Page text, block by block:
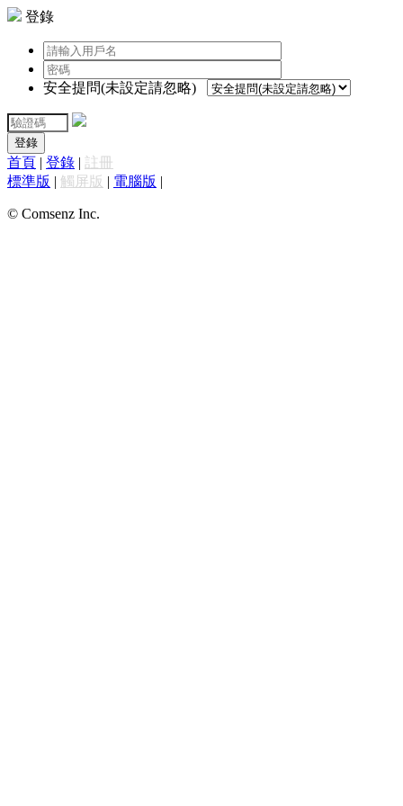
登錄
安全提問(未設定請忽略)
登錄
首頁 | 登錄 | 註冊
標準版 | 觸屏版 | 電腦版 |
© Comsenz Inc.